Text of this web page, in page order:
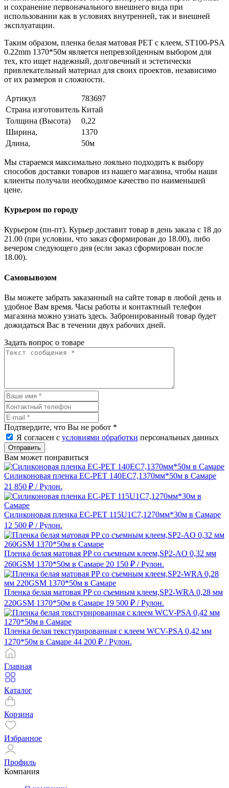
и сохранение первоначального внешнего вида при
использовании как в условиях внутренней, так и внешней
эксплуатации.
Таким образом, пленка белая матовая PET с клеем, ST100-PSA
0.22mm 1370*50м является непревзойденным выбором для
тех, кто ищет надежный, долговечный и эстетически
привлекательный материал для своих проектов, независимо
от их размеров и сложности.
Артикул
783697
Страна изготовитель Китай
Толщина (Высота)
0,22
Ширина,
1370
Длина,
50м
Мы стараемся максимально лояльно подходить к выбору
способов доставки товаров из нашего магазина, чтобы наши
клиенты получали необходимое качество по наименьшей
цене.
Курьером по городу
Курьером (пн-пт). Курьер доставит товар в день заказа с 18 до
21.00 (при условии, что заказ сформирован до 18.00), либо
вечером следующего дня (если заказ сформирован после
18.00).
Самовывозом
Вы можете забрать заказанный на сайте товар в любой день и
удобное Вам время. Часы работы и контактный телефон
магазина можно узнать здесь. Забронированный товар будет
дожидаться Вас в течении двух рабочих дней.
Задать вопрос о товаре
Подтвердите, что Вы не робот *
Я согласен с условиями обработки персональных данных
Отправить
Вам может понравиться
Силиконовая пленка EC-PET 140EC7,1370мм*50м в Самаре
21 850 ₽ / Рулон.
Силиконовая пленка EC-PET 115U1C7,1270мм*30м в Самаре
12 500 ₽ / Рулон.
Пленка белая матовая PP со съемным клеем,SP2-AO 0,32 мм
260GSM 1370*50м в Самаре 20 150 ₽ / Рулон.
Пленка белая матовая PP со съемным клеем,SP2-WRA 0,28 мм
220GSM 1370*50м в Самаре 19 500 ₽ / Рулон.
Пленка белая текстурированная с клеем WCV-PSA 0,42 мм
1270*50м в Самаре 44 200 ₽ / Рулон.
Главная
Каталог
Корзина
Избранное
Профиль
Компания